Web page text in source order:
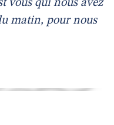
vous qui nous avez
matin, pour nous